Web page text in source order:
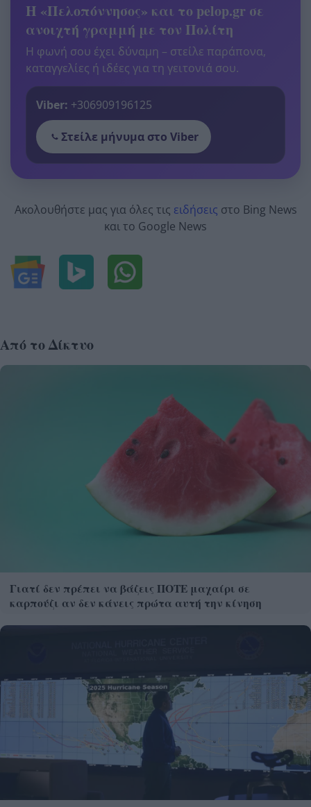
Η «Πελοπόννησος» και το pelop.gr σε
ανοιχτή γραμμή με τον Πολίτη
Η φωνή σου έχει δύναμη – στείλε παράπονα,
καταγγελίες ή ιδέες για τη γειτονιά σου.
Viber: +306909196125
Στείλε μήνυμα στο Viber
Ακολουθήστε μας για όλες τις ειδήσεις στο Bing News
και το Google News
Από το Δίκτυο
Γιατί δεν πρέπει να βάζεις ΠΟΤΕ μαχαίρι σε
καρπούζι αν δεν κάνεις πρώτα αυτή την κίνηση